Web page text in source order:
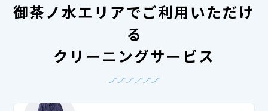
御茶ノ水エリアでご利用いただけ
る
クリーニングサービス